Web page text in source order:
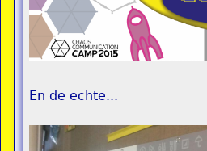
En de echte...